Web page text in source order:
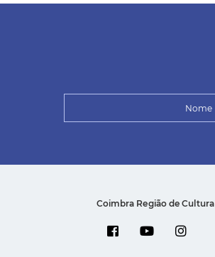
Coimbra Região de Cultura